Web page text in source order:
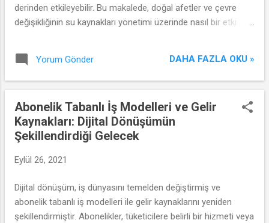
derinden etkileyebilir. Bu makalede, doğal afetler ve çevre
değişikliğinin su kaynakları yönetimi üzerinde nasıl bir etki
Yorum Gönder DAHA FAZLA OKU »
Abonelik Tabanlı İş Modelleri ve Gelir
Kaynakları: Dijital Dönüşümün
Şekillendirdiği Gelecek
Eylül 26, 2021
Dijital dönüşüm, iş dünyasını temelden değiştirmiş ve
abonelik tabanlı iş modelleri ile gelir kaynaklarını yeniden
şekillendirmiştir. Abonelikler, tüketicilere belirli bir hizmeti veya